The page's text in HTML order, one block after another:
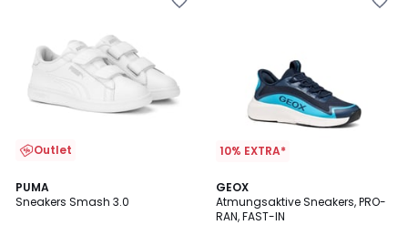
Outlet
PUMA
Sneakers Smash 3.0
10% EXTRA*
GEOX
Atmungsaktive Sneakers, PRO-
RAN, FAST-IN